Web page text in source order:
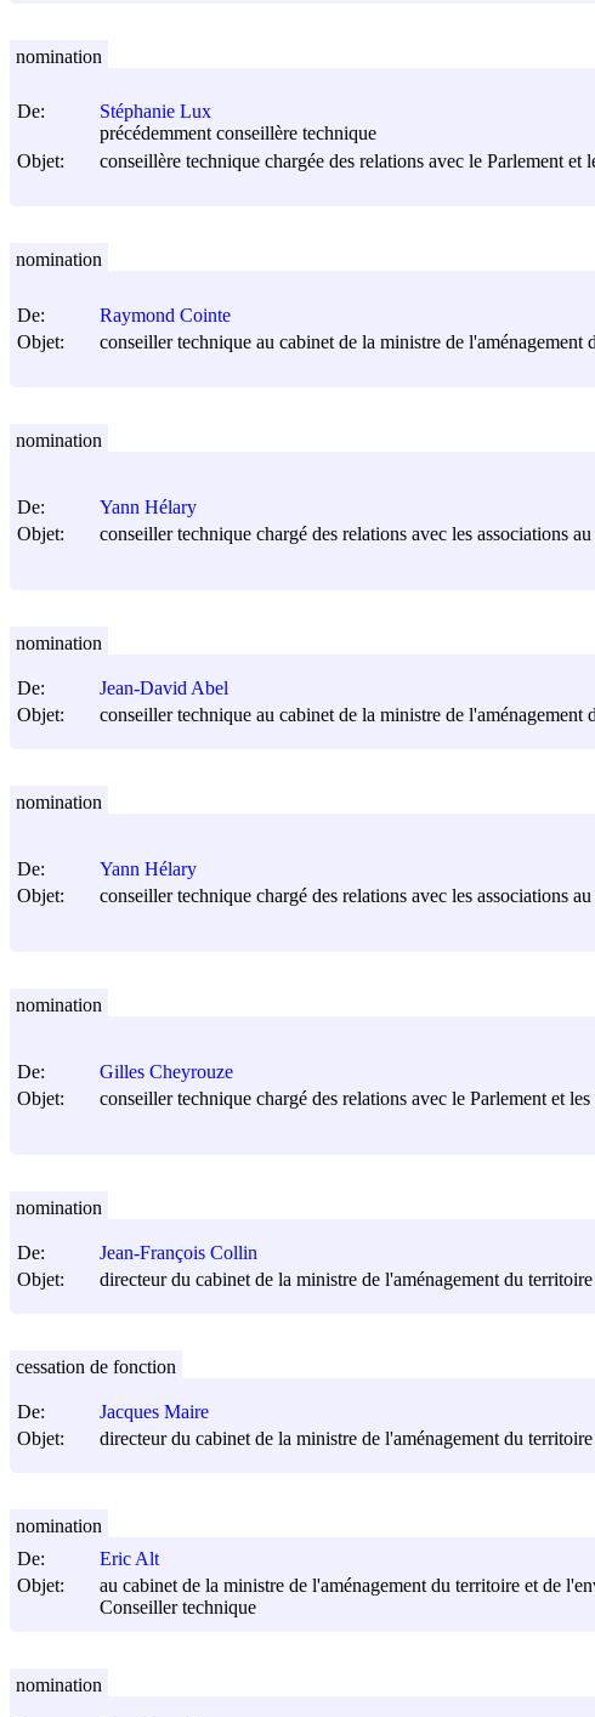
De:
Stéphanie Lux
précédemment conseillère technique
Objet:
conseillère technique chargée des relations avec le Parlement
nomination
De:
Raymond Cointe
Objet:
conseiller technique au cabinet de la ministre de
nomination
De:
Yann Hélary
Objet:
conseiller technique chargé des relations avec les associations
nomination
De:
Jean-David Abel
Objet:
conseiller technique au cabinet de la ministre de
nomination
De:
Yann Hélary
Objet:
conseiller technique chargé des relations avec les associations
nomination
De:
Gilles Cheyrouze
Objet:
conseiller technique chargé des relations avec le Parlement et
nomination
De:
Jean-François Collin
Objet:
directeur du cabinet de la ministre de l'aménagement du
nomination
De:
Jacques Maire
Objet:
directeur du cabinet de la ministre de l'aménagement du
cessation de fonction
De:
Eric Alt
Objet:
au cabinet de la ministre de l'aménagement du territoire et de
Conseiller technique
nomination
nomination